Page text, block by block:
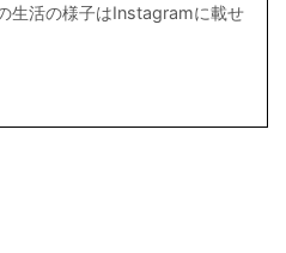
生活の様子はInstagramに載せ